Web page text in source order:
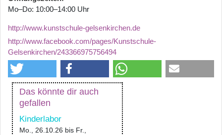
Mo–Do: 10:00–14:00 Uhr
http://www.kunstschule-gelsenkirchen.de
http://www.facebook.com/pages/Kunstschule-
Gelsenkirchen/243366975756494
Das könnte dir auch
gefallen
Kinderlabor
Mo., 26.10.26 bis Fr.,